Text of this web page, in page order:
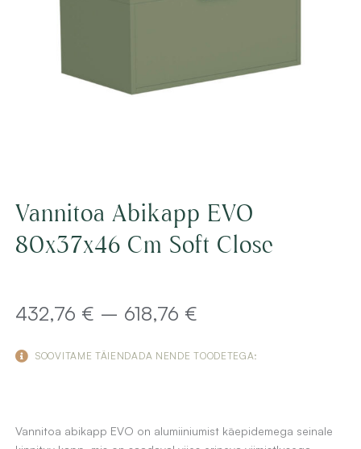
Vannitoa Abikapp EVO
80x37x46 Cm Soft Close
432,76 € – 618,76 €
range:
SOOVITAME TÄIENDADA NENDE TOODETEGA:
Vannitoa abikapp EVO on alumiiniumist käepidemega seinale